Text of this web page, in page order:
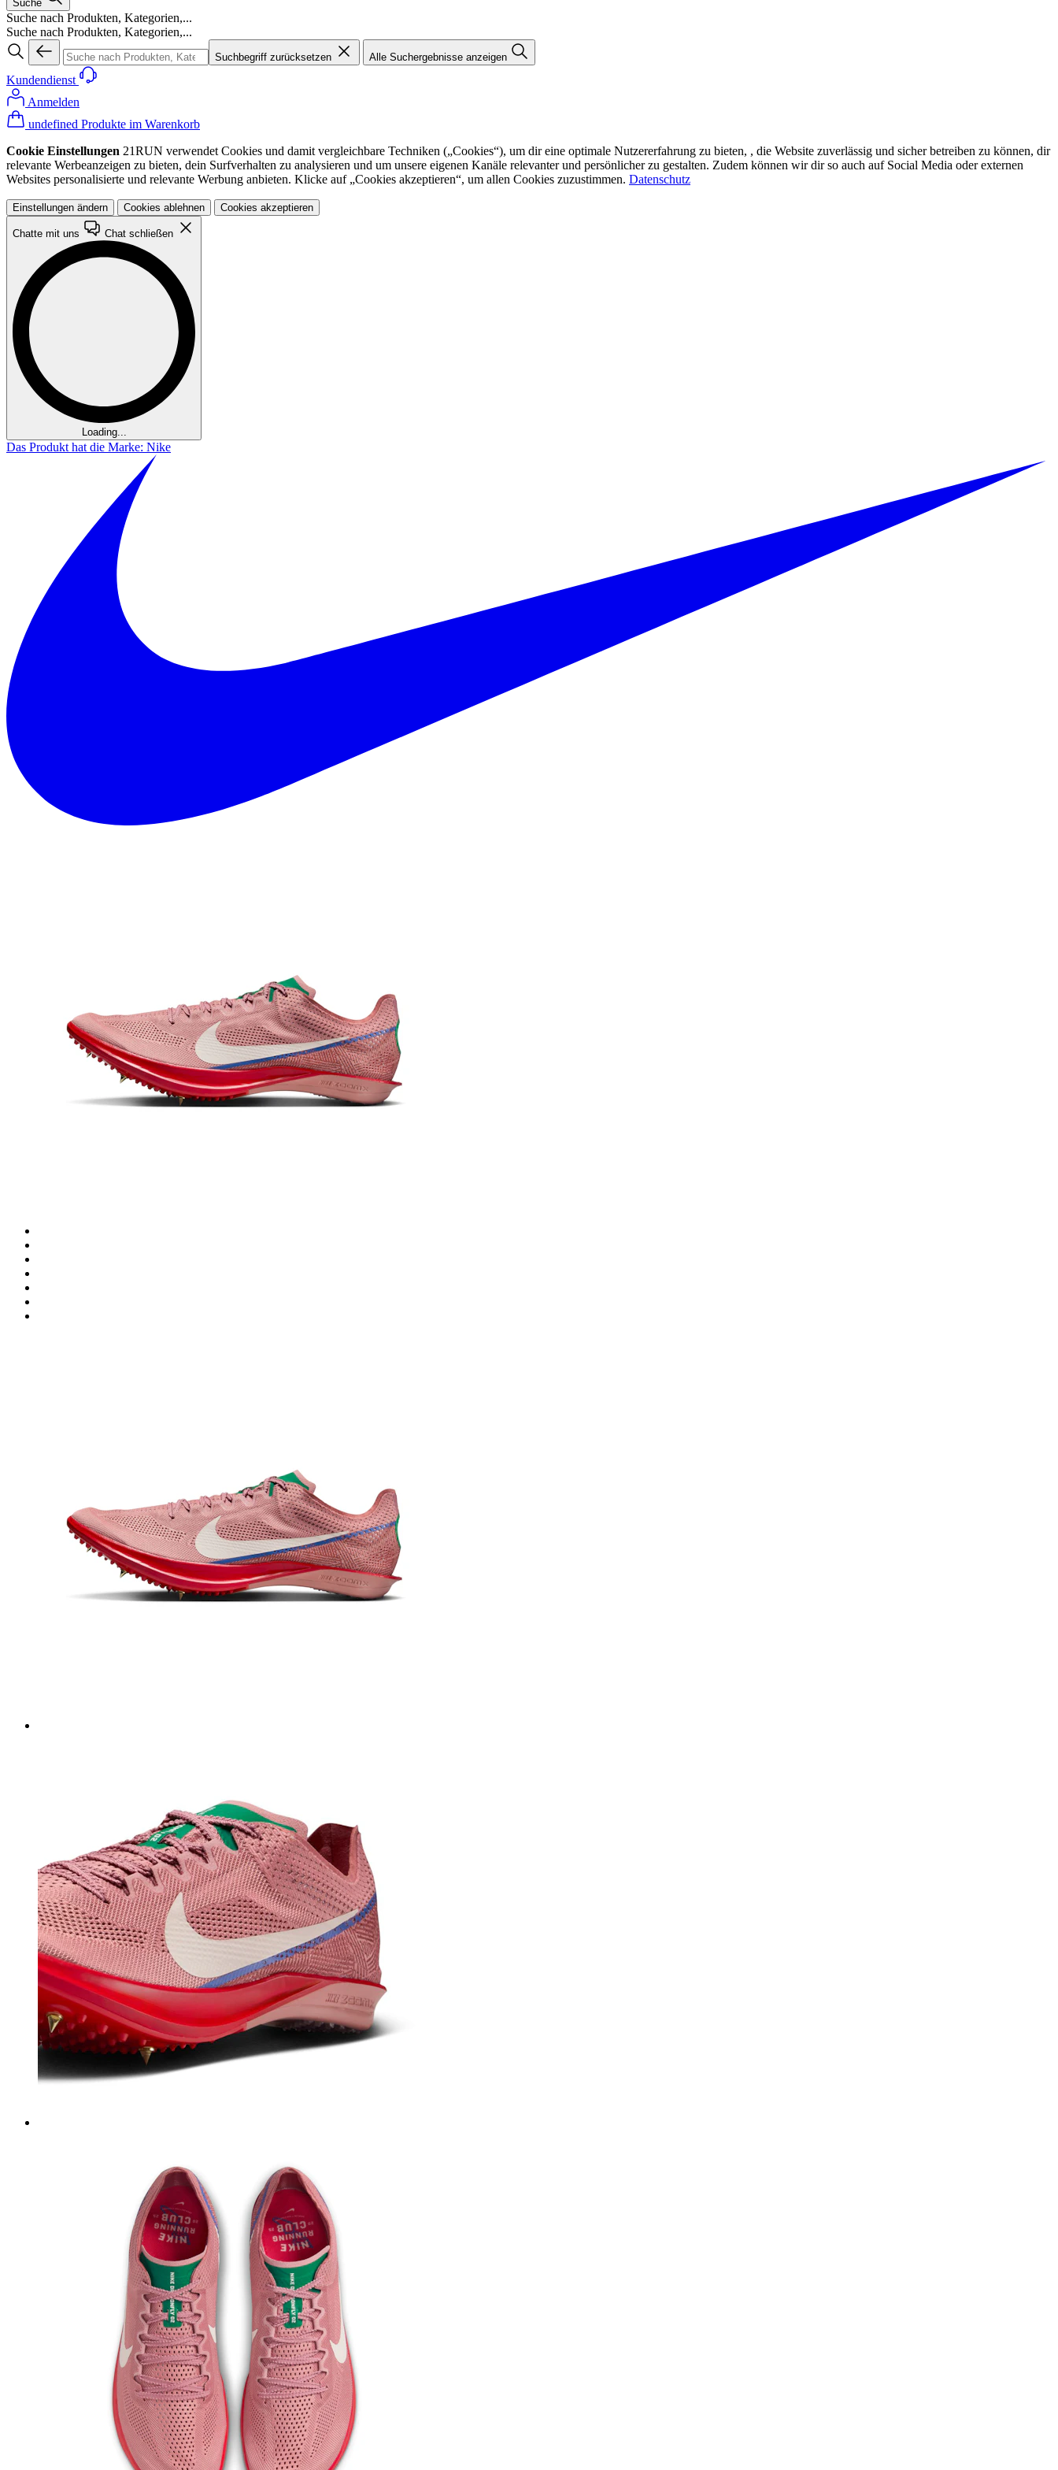
Suche
Suche nach Produkten, Kategorien,...
Suche nach Produkten, Kategorien,...
Suchbegriff zurücksetzen Alle Suchergebnisse anzeigen
Kundendienst
Anmelden
undefined Produkte im Warenkorb
Cookie Einstellungen 21RUN verwendet Cookies und damit vergleichbare Techniken („Cookies“), um dir eine optimale Nutzererfahrung zu bieten, , die Website zuverlässig und sicher betreiben zu können, dir
relevante Werbeanzeigen zu bieten, dein Surfverhalten zu analysieren und um unsere eigenen Kanäle relevanter und persönlicher zu gestalten. Zudem können wir dir so auch auf Social Media oder externen
Websites personalisierte und relevante Werbung anbieten. Klicke auf „Cookies akzeptieren“, um allen Cookies zuzustimmen. Datenschutz
Einstellungen ändern Cookies ablehnen Cookies akzeptieren
Chatte mit uns Chat schließen
Loading...
Das Produkt hat die Marke: Nike